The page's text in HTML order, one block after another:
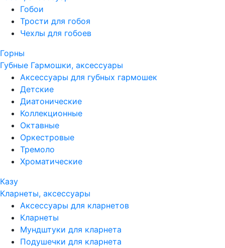
Гобои
Трости для гобоя
Чехлы для гобоев
Горны
Губные Гармошки, аксессуары
Аксессуары для губных гармошек
Детские
Диатонические
Коллекционные
Октавные
Оркестровые
Тремоло
Хроматические
Казу
Кларнеты, аксессуары
Аксессуары для кларнетов
Кларнеты
Мундштуки для кларнета
Подушечки для кларнета